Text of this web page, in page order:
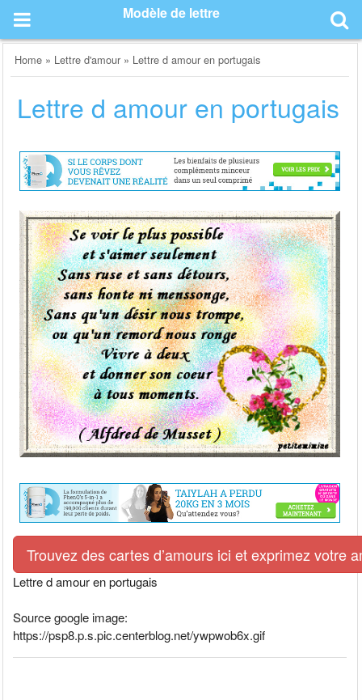
content
Modèle de lettre
Home » Lettre d'amour » Lettre d amour en portugais
Lettre d amour en portugais
Trouvez des cartes d’amours ici et exprimez votre
Lettre d amour en portugais
Source google image:
https://psp8.p.s.pic.centerblog.net/ywpwob6x.gif